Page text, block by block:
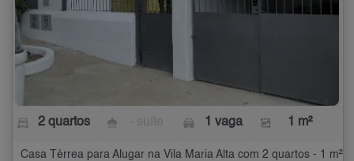
2 quartos 1 vaga 1 m²
Casa Térrea para Alugar na Vila Maria Alta com 2 quartos - 1 m²